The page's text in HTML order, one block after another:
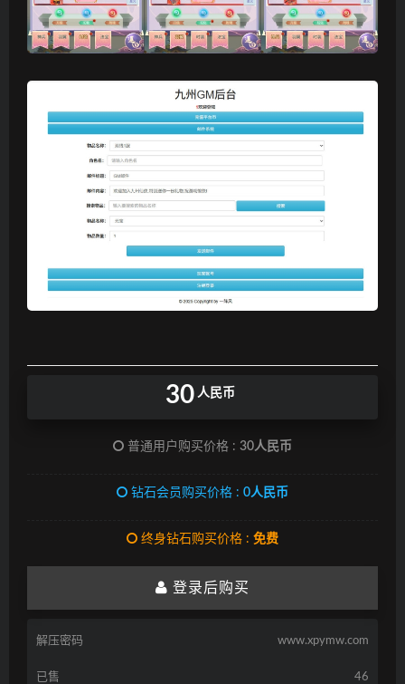
30 人民币
普通用户购买价格 : 30人民币
钻石会员购买价格 : 0人民币
终身钻石购买价格 : 免费
登录后购买
解压密码 www.xpymw.com
已售 46